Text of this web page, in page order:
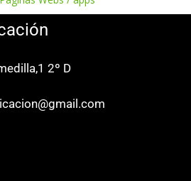
2º D